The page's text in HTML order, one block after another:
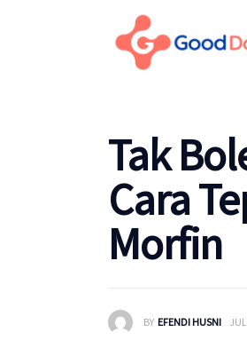
Tak
Cara
Morfin
BY EFENDI HUSNI